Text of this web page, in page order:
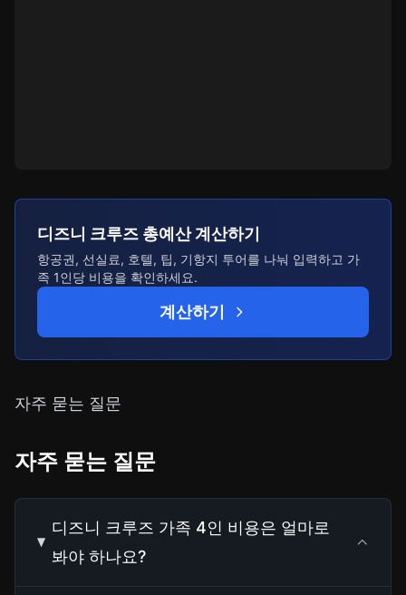
디즈니 크루즈 총예산 계산하기
항공권, 선실료, 호텔, 팁, 기항지 투어를 나눠 입력하고 가
족 1인당 비용을 확인하세요.
계산하기
자주 묻는 질문
자주 묻는 질문
디즈니 크루즈 가족 4인 비용은 얼마로
봐야 하나요?